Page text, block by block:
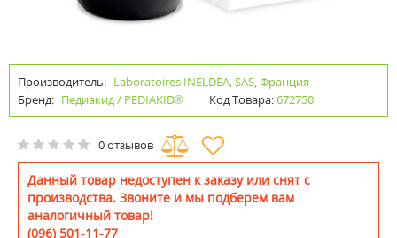
Производитель: Laboratoires INELDEA, SAS, Франция
Бренд: Педиакид / PEDIAKID® Код Товара:672750
0 отзывов
Данный товар недоступен к заказу или снят с
производства. Звоните и мы подберем вам
аналогичный товар!
(096) 501-11-77